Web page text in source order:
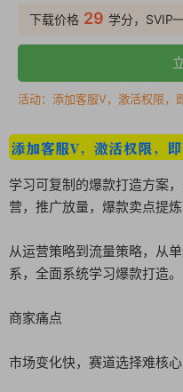
下载价格 29 学分，
活动：添加客服V，激活权限，
学习可复制的爆款打造方案
营，推广放量，爆款卖点提炼
从运营策略到流量策略，从
系，全面系统学习爆款打造。
商家痛点
市场变化快，赛道选择难核